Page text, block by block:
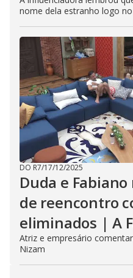
nome dela estranho logo
DO R7/17/12/2025
Duda e
de reencontro
eliminados | A
Atriz e empresário
Nizam